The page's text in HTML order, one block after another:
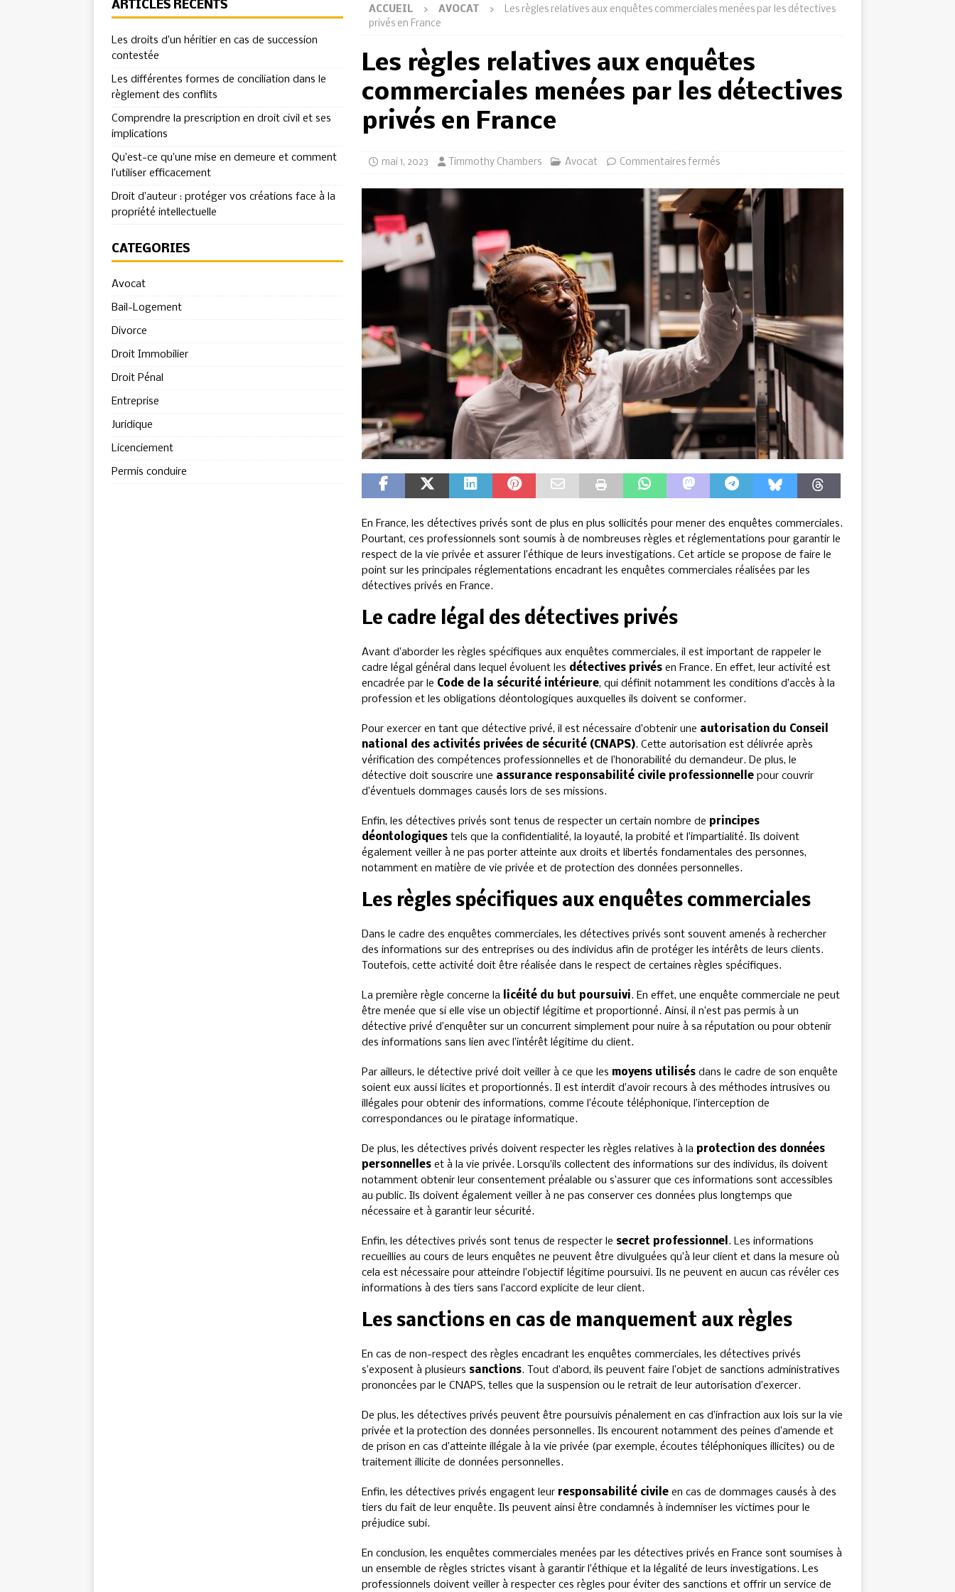
ACCUEIL AVOCAT
Les règles relatives aux enquêtes commerciales menées par les détectives
privés en France
Les règles relatives aux enquêtes
commerciales menées par les détectives
privés en France
mai 1, 2023 Timmothy Chambers Avocat Commentaires fermés
En France, les détectives privés sont de plus en plus sollicités pour mener des enquêtes commerciales.
Pourtant, ces professionnels sont soumis à de nombreuses règles et réglementations pour garantir le
respect de la vie privée et assurer l’éthique de leurs investigations. Cet article se propose de faire le
point sur les principales réglementations encadrant les enquêtes commerciales réalisées par les
détectives privés en France.
Le cadre légal des détectives privés
Avant d’aborder les règles spécifiques aux enquêtes commerciales, il est important de rappeler le
cadre légal général dans lequel évoluent les détectives privésen France. En effet, leur activité est
encadrée par le Code de la sécurité intérieure, qui définit notamment les conditions d’accès à la
profession et les obligations déontologiques auxquelles ils doivent se conformer.
Pour exercer en tant que détective privé, il est nécessaire d’obtenir une autorisation du Conseil
national des activités privées de sécurité (CNAPS). Cette autorisation est délivrée après
vérification des compétences professionnelles et de l’honorabilité du demandeur. De plus, le
détective doit souscrire une assurance responsabilité civile professionnellepour couvrir
d’éventuels dommages causés lors de ses missions.
Enfin, les détectives privés sont tenus de respecter un certain nombre de principes
déontologiquestels que la confidentialité, la loyauté, la probité et l’impartialité. Ils doivent
également veiller à ne pas porter atteinte aux droits et libertés fondamentales des personnes,
notamment en matière de vie privée et de protection des données personnelles.
Les règles spécifiques aux enquêtes commerciales
Dans le cadre des enquêtes commerciales, les détectives privés sont souvent amenés à rechercher
des informations sur des entreprises ou des individus afin de protéger les intérêts de leurs clients.
Toutefois, cette activité doit être réalisée dans le respect de certaines règles spécifiques.
La première règle concerne la licéité du but poursuivi. En effet, une enquête commerciale ne peut
être menée que si elle vise un objectif légitime et proportionné. Ainsi, il n’est pas permis à un
détective privé d’enquêter sur un concurrent simplement pour nuire à sa réputation ou pour obtenir
des informations sans lien avec l’intérêt légitime du client.
Par ailleurs, le détective privé doit veiller à ce que les moyens utilisésdans le cadre de son enquête
soient eux aussi licites et proportionnés. Il est interdit d’avoir recours à des méthodes intrusives ou
illégales pour obtenir des informations, comme l’écoute téléphonique, l’interception de
correspondances ou le piratage informatique.
De plus, les détectives privés doivent respecter les règles relatives à la protection des données
personnelleset à la vie privée. Lorsqu’ils collectent des informations sur des individus, ils doivent
notamment obtenir leur consentement préalable ou s’assurer que ces informations sont accessibles
au public. Ils doivent également veiller à ne pas conserver ces données plus longtemps que
nécessaire et à garantir leur sécurité.
Enfin, les détectives privés sont tenus de respecter le secret professionnel . Les informations
recueillies au cours de leurs enquêtes ne peuvent être divulguées qu’à leur client et dans la mesure où
cela est nécessaire pour atteindre l’objectif légitime poursuivi. Ils ne peuvent en aucun cas révéler ces
informations à des tiers sans l’accord explicite de leur client.
Les sanctions en cas de manquement aux règles
En cas de non-respect des règles encadrant les enquêtes commerciales, les détectives privés
s’exposent à plusieurs sanctions. Tout d’abord, ils peuvent faire l’objet de sanctions administratives
prononcées par le CNAPS, telles que la suspension ou le retrait de leur autorisation d’exercer.
De plus, les détectives privés peuvent être poursuivis pénalement en cas d’infraction aux lois sur la vie
privée et la protection des données personnelles. Ils encourent notamment des peines d’amende et
de prison en cas d’atteinte illégale à la vie privée (par exemple, écoutes téléphoniques illicites) ou de
traitement illicite de données personnelles.
Enfin, les détectives privés engagent leur responsabilité civileen cas de dommages causés à des
tiers du fait de leur enquête. Ils peuvent ainsi être condamnés à indemniser les victimes pour le
préjudice subi.
En conclusion, les enquêtes commerciales menées par les détectives privés en France sont soumises à
un ensemble de règles strictes visant à garantir l’éthique et la légalité de leurs investigations. Les
professionnels doivent veiller à respecter ces règles pour éviter des sanctions et offrir un service de
ARTICLES RÉCENTS
Les droits d’un héritier en cas de succession
contestée
Les différentes formes de conciliation dans le
règlement des conflits
Comprendre la prescription en droit civil et ses
implications
Qu’est-ce qu’une mise en demeure et comment
l’utiliser efficacement
Droit d’auteur : protéger vos créations face à la
propriété intellectuelle
CATÉGORIES
Avocat
Bail-Logement
Divorce
Droit Immobilier
Droit Pénal
Entreprise
Juridique
Licenciement
Permis conduire